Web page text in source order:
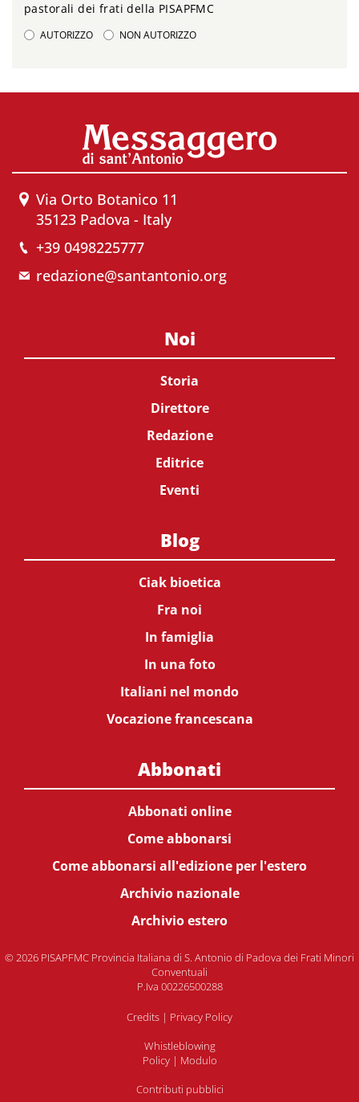
pastorali dei frati della PISAPFMC
AUTORIZZO NON AUTORIZZO
Via Orto Botanico 11
35123 Padova - Italy
+39 0498225777
redazione@santantonio.org
Noi
Storia
Direttore
Redazione
Editrice
Eventi
Blog
Ciak bioetica
Fra noi
In famiglia
In una foto
Italiani nel mondo
Vocazione francescana
Abbonati
Abbonati online
Come abbonarsi
Come abbonarsi all'edizione per l'estero
Archivio nazionale
Archivio estero
© 2026 PISAPFMC Provincia Italiana di S. Antonio di Padova dei Frati Minori
Conventuali
P.Iva 00226500288
Credits | Privacy Policy
Whistleblowing
Policy| Modulo
Contributi pubblici